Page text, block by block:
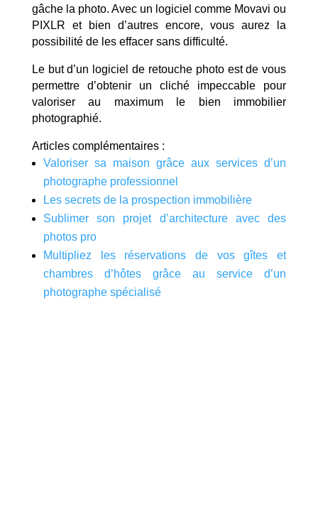
gâche la photo. Avec un logiciel comme Movavi ou
PIXLR et bien d’autres encore, vous aurez la
possibilité de les effacer sans difficulté.
Le but d’un logiciel de retouche photo est de vous
permettre d’obtenir un cliché impeccable pour
valoriser au maximum le bien immobilier
photographié.
Articles complémentaires :
Valoriser sa maison grâce aux services d’un
photographe professionnel
Les secrets de la prospection immobilière
Sublimer son projet d’architecture avec des
photos pro
Multipliez les réservations de vos gîtes et
chambres d’hôtes grâce au service d’un
photographe spécialisé